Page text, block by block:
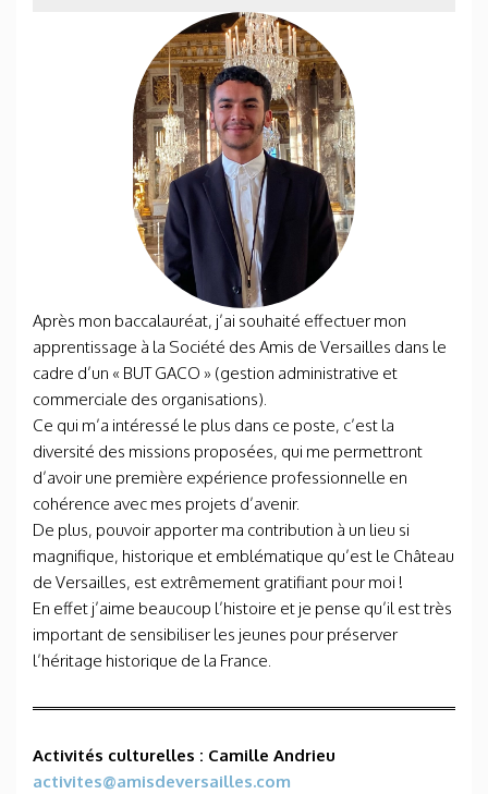
Après mon baccalauréat, j’ai souhaité effectuer mon
apprentissage à la Société des Amis de Versailles dans le
cadre d’un « BUT GACO » (gestion administrative et
commerciale des organisations).
Ce qui m’a intéressé le plus dans ce poste, c’est la
diversité des missions proposées, qui me permettront
d’avoir une première expérience professionnelle en
cohérence avec mes projets d’avenir.
De plus, pouvoir apporter ma contribution à un lieu si
magnifique, historique et emblématique qu’est le Château
de Versailles, est extrêmement gratifiant pour moi !
En effet j’aime beaucoup l’histoire et je pense qu’il est très
important de sensibiliser les jeunes pour préserver
l’héritage historique de la France.
Activités culturelles : Camille Andrieu
activites@amisdeversailles.com